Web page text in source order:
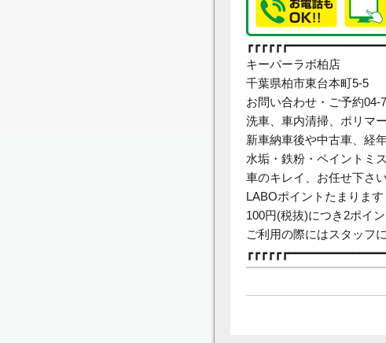
キーパーラボ柏店
千葉県柏市東台本町5-5
お問い合わせ・ご予約04-
洗車、車内清掃、ポリマ
新車納車後や中古車、経
水垢・鉄粉・ペイントミ
車のキレイ、お任せ下さい
LABOポイントたまります
100円(税抜)につき2ポイ
ご利用の際にはスタッフ